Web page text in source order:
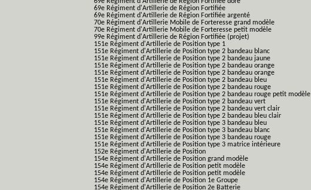
69e Régiment d'Artillerie de Région Fortifiée
69e Régiment d'Artillerie de Région Fortifiée argenté
70e Régiment d'Artillerie Mobile de Forteresse grand modèle
70e Régiment d'Artillerie Mobile de Forteresse petit modèle
99e Régiment d'Artillerie de Région Fortifiée (projet)
151e Régiment d'Artillerie de Position type 1
151e Régiment d'Artillerie de Position type 2 bandeau blanc
151e Régiment d'Artillerie de Position type 2 bandeau jaune
151e Régiment d'Artillerie de Position type 2 bandeau orange
151e Régiment d'Artillerie de Position type 2 bandeau orange
151e Régiment d'Artillerie de Position type 2 bandeau bleu
151e Régiment d'Artillerie de Position type 2 bandeau rouge
151e Régiment d'Artillerie de Position type 2 bandeau rouge petit modèle
151e Régiment d'Artillerie de Position type 2 bandeau vert
151e Régiment d'Artillerie de Position type 2 bandeau vert clair
151e Régiment d'Artillerie de Position type 2 bandeau bleu clair
151e Régiment d'Artillerie de Position type 3 bandeau bleu
151e Régiment d'Artillerie de Position type 3 bandeau blanc
151e Régiment d'Artillerie de Position type 3 bandeau rouge
151e Régiment d'Artillerie de Position type 3 matrice intérieure
152e Régiment d'Artillerie de Position
154e Régiment d'Artillerie de Position grand modèle
154e Régiment d'Artillerie de Position petit modèle
154e Régiment d'Artillerie de Position petit modèle
154e Régiment d'Artillerie de Position 1e Groupe
154e Régiment d'Artillerie de Position 2e Batterie